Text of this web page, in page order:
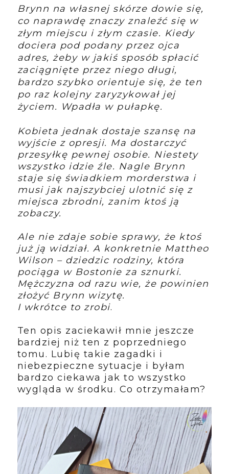
Brynn na własnej skórze dowie się,
co naprawdę znaczy znaleźć się w
złym miejscu i złym czasie. Kiedy
dociera pod podany przez ojca
adres, żeby w jakiś sposób spłacić
zaciągnięte przez niego długi,
bardzo szybko orientuje się, że ten
po raz kolejny zaryzykował jej
życiem. Wpadła w pułapkę.
Kobieta jednak dostaje szansę na
wyjście z opresji. Ma dostarczyć
przesyłkę pewnej osobie. Niestety
wszystko idzie źle. Nagle Brynn
staje się świadkiem morderstwa i
musi jak najszybciej ulotnić się z
miejsca zbrodni, zanim ktoś ją
zobaczy.
Ale nie zdaje sobie sprawy, że ktoś
już ją widział. A konkretnie Mattheo
Wilson – dziedzic rodziny, która
pociąga w Bostonie za sznurki.
Mężczyzna od razu wie, że powinien
złożyć Brynn wizytę.
I wkrótce to zrobi.
Ten opis zaciekawił mnie jeszcze
bardziej niż ten z poprzedniego
tomu. Lubię takie zagadki i
niebezpieczne sytuacje i byłam
bardzo ciekawa jak to wszystko
wygląda w środku. Co otrzymałam?